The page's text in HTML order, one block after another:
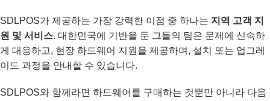
SDLPOS가 제공하는 가장 강력한 이점 중 하나는 지역 고객 지
원 및 서비스. 대한민국에 기반을 둔 그들의 팀은 문제에 신속하
게 대응하고, 현장 하드웨어 지원을 제공하며, 설치 또는 업그레
이드 과정을 안내할 수 있습니다.
SDLPOS와 함께라면 하드웨어를 구매하는 것뿐만 아니라 다음